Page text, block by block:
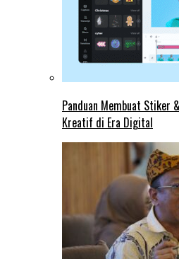
Panduan Membuat Stiker
Kreatif di Era Digital